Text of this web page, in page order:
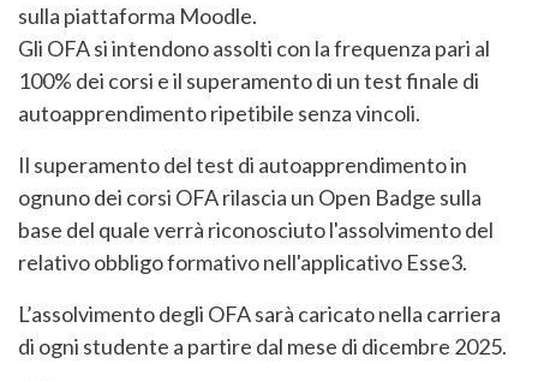
sulla piattaforma Moodle.
Gli OFA si intendono assolti con la frequenza pari al
100% dei corsi e il superamento di un test finale di
autoapprendimento ripetibile senza vincoli.
Il superamento del test di autoapprendimento in
ognuno dei corsi OFA rilascia un Open Badge sulla
base del quale verrà riconosciuto l'assolvimento del
relativo obbligo formativo nell'applicativo Esse3.
L’assolvimento degli OFA sarà caricato nella carriera
di ogni studente a partire dal mese di dicembre 2025.